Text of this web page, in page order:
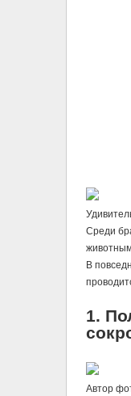
Среди
В
1.
Автор